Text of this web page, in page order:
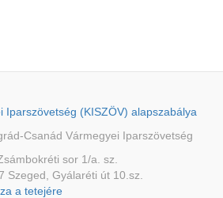
Iparszövetség (KISZÖV) alapszabálya
Csanád Vármegyei Iparszövetség
sor 1/a. sz.
Szeged, Gyálaréti út 10.sz.
a tetejére